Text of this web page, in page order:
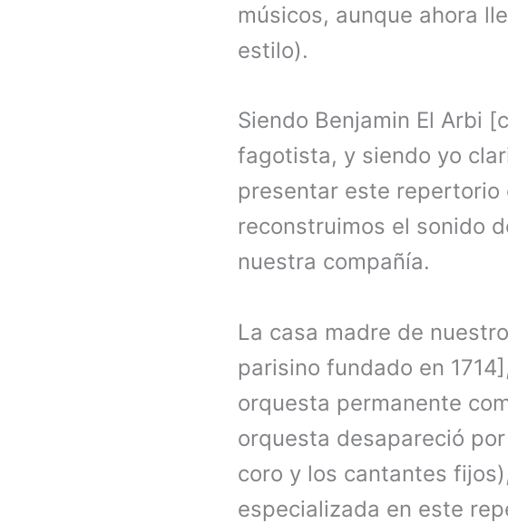
músicos, aunque ahora
estilo).
Siendo Benjamin El Arbi
fagotista, y siendo yo
presentar este
reconstruimos el sonido
nuestra compañía.
La casa madre de
parisino fundado en
orquesta permanente
orquesta desapareció
coro y los cantantes
especializada en este